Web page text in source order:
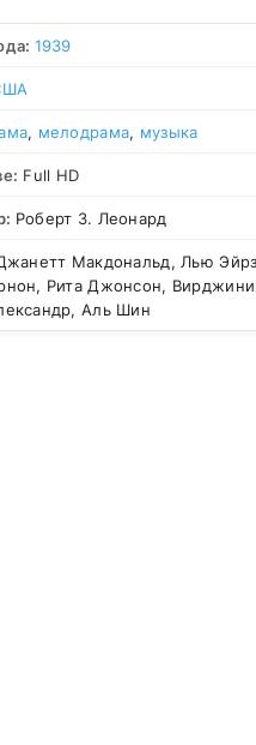
1939
, мелодрама, музыка
Full HD
Роберт З. Леонард
Макдональд, Лью
Рита Джонсон,
Аль Шин